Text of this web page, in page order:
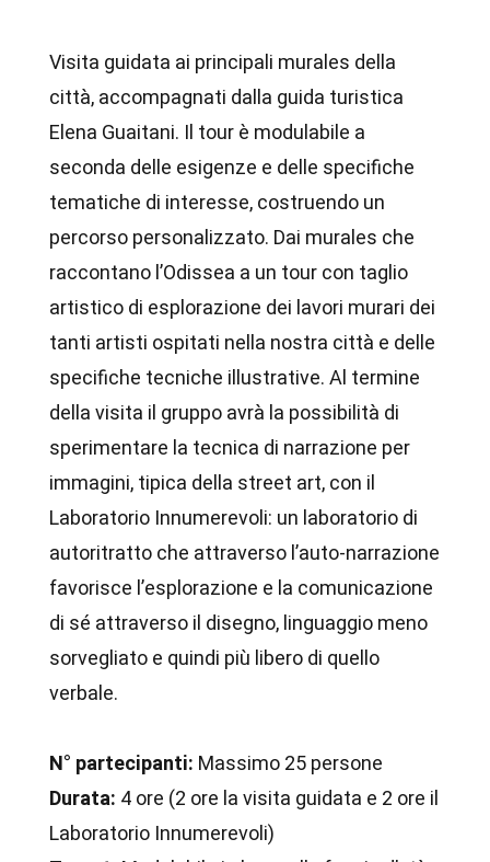
Visita guidata ai principali murales della
città, accompagnati dalla guida turistica
Elena Guaitani. Il tour è modulabile a
seconda delle esigenze e delle specifiche
tematiche di interesse, costruendo un
percorso personalizzato. Dai murales che
raccontano l’Odissea a un tour con taglio
artistico di esplorazione dei lavori murari dei
tanti artisti ospitati nella nostra città e delle
specifiche tecniche illustrative. Al termine
della visita il gruppo avrà la possibilità di
sperimentare la tecnica di narrazione per
immagini, tipica della street art, con il
Laboratorio Innumerevoli: un laboratorio di
autoritratto che attraverso l’auto-narrazione
favorisce l’esplorazione e la comunicazione
di sé attraverso il disegno, linguaggio meno
sorvegliato e quindi più libero di quello
verbale.
N° partecipanti: Massimo 25 persone
Durata: 4 ore (2 ore la visita guidata e 2 ore il
Laboratorio Innumerevoli)